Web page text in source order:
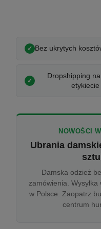
Bez ukrytych
Dropshipping
etykiecie
NOWOŚCI
Ubrania
Damska odzież
zamówienia.
w Polsce. Zaopatrz
centrum